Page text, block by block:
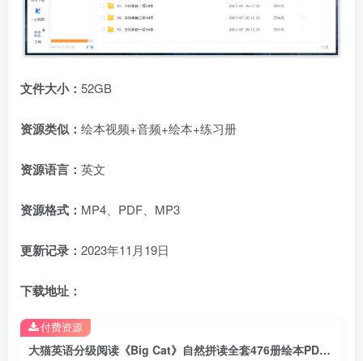
文件大小： 52GB
资源类似： 绘本视频+音频+绘本+练习册
资源语言： 英文
资源格式： MP4、PDF、MP3
更新记录： 2023年11月19日
下载地址：
大猫英语分级阅读《Big Cat》自然拼读全套476册绘本PDF+289集视频+配套音频+配套练习册，百度网盘下载！
付费资源